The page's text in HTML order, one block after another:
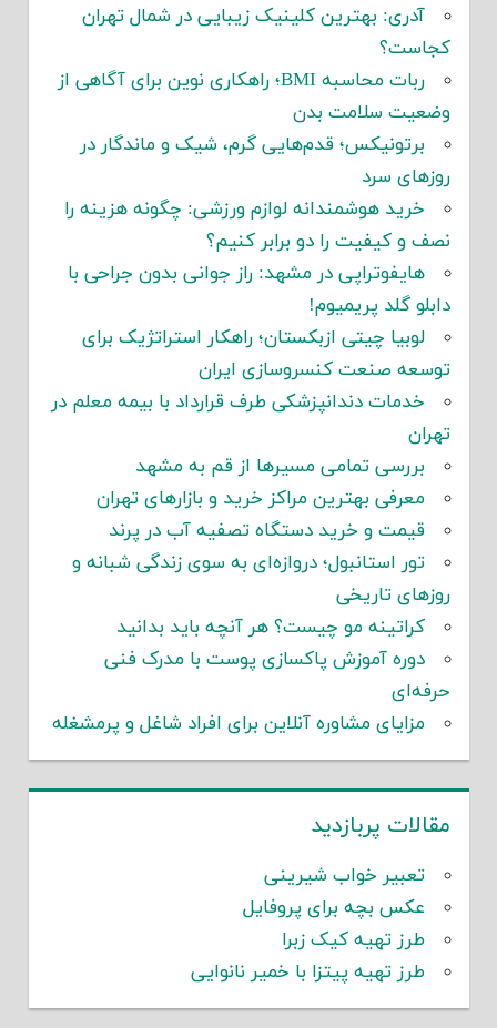
آدری: بهترین کلینیک زیبایی در شمال تهران
کجاست؟
ربات محاسبه BMI؛ راهکاری نوین برای آگاهی از
وضعیت سلامت بدن
برتونیکس؛ قدم‌هایی گرم، شیک و ماندگار در
روزهای سرد
خرید هوشمندانه لوازم ورزشی: چگونه هزینه را
نصف و کیفیت را دو برابر کنیم؟
هایفوتراپی در مشهد: راز جوانی بدون جراحی با
دابلو گلد پریمیوم!
لوبیا چیتی ازبکستان؛ راهکار استراتژیک برای
توسعه صنعت کنسروسازی ایران
خدمات دندانپزشکی طرف قرارداد با بیمه معلم در
تهران
بررسی تمامی مسیرها از قم به مشهد
معرفی بهترین مراکز خرید و بازارهای تهران
قیمت و خرید دستگاه تصفیه آب در پرند
تور استانبول؛ دروازه‌ای به سوی زندگی شبانه و
روزهای تاریخی
کراتینه مو چیست؟ هر آنچه باید بدانید
دوره آموزش پاکسازی پوست با مدرک فنی
حرفه‌ای
مزایای مشاوره آنلاین برای افراد شاغل و پرمشغله
مقالات پربازدید
تعبیر خواب شیرینی
عکس بچه برای پروفایل
طرز تهیه کیک زبرا
طرز تهیه پیتزا با خمیر نانوایی